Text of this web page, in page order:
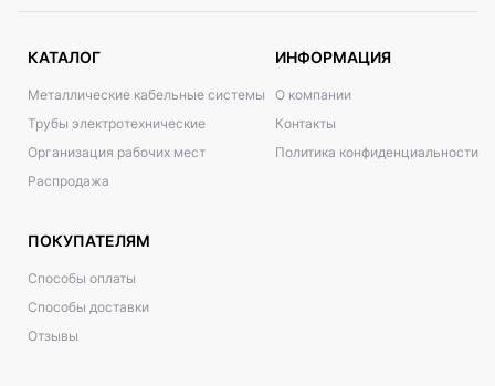
КАТАЛОГ
Металлические кабельные системы
Трубы электротехнические
Организация рабочих мест
Распродажа
ИНФОРМАЦИЯ
О компании
Контакты
Политика конфиденциальности
ПОКУПАТЕЛЯМ
Способы оплаты
Способы доставки
Отзывы